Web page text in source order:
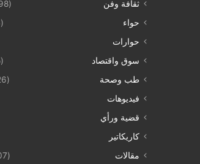
ثقافة وفن
(3٬498)
حواء
(866)
حوارات
سوق واقتصاد
(465)
طب وصحة
(1٬026)
فيديوهات
قضية ورأي
كاريكاتير
مقالات
(2٬707)